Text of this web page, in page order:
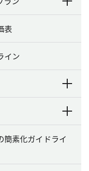
表
イン
簡素化ガイドライ